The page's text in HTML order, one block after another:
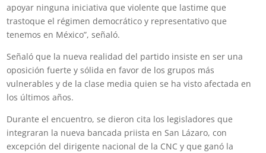
apoyar ninguna iniciativa que violente que lastime que
trastoque el régimen democrático y representativo que
tenemos en México”, señaló.
Señaló que la nueva realidad del partido insiste en ser una
oposición fuerte y sólida en favor de los grupos más
vulnerables y de la clase media quien se ha visto afectada en
los últimos años.
Durante el encuentro, se dieron cita los legisladores que
integraran la nueva bancada priista en San Lázaro, con
excepción del dirigente nacional de la CNC y que ganó la